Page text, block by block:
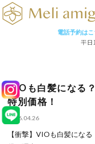
電話予約は
平日
VIOも白髪になる
特別価格！
2026.04.26
【衝撃】VIOも白髪にな